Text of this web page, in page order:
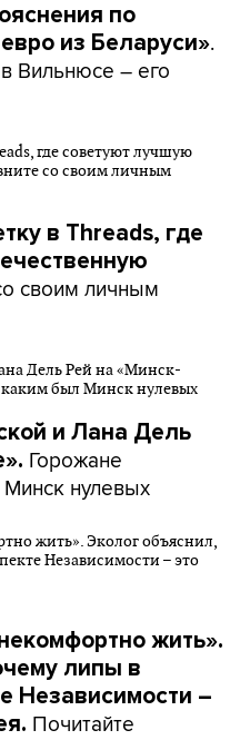
по
из Беларуси».
Вильнюсе – его
в Threads, где
своим личным
и Лана Дель
Горожане
нулевых
жить».
липы в
Независимости –
Почитайте